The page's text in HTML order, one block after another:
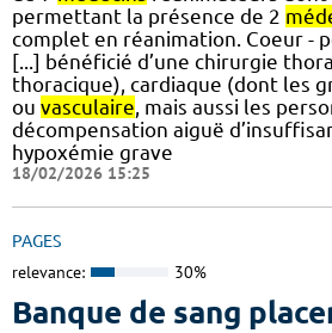
permettant la présence de 2
complet en réanimation. Coeur -
[...] bénéficié d’une chirurgie
thoracique), cardiaque (dont les
ou vasculaire, mais aussi les
décompensation aiguë
hypoxémie grave
18/02/2026 15:25
PAGES
relevance: 30%
Banque de sang